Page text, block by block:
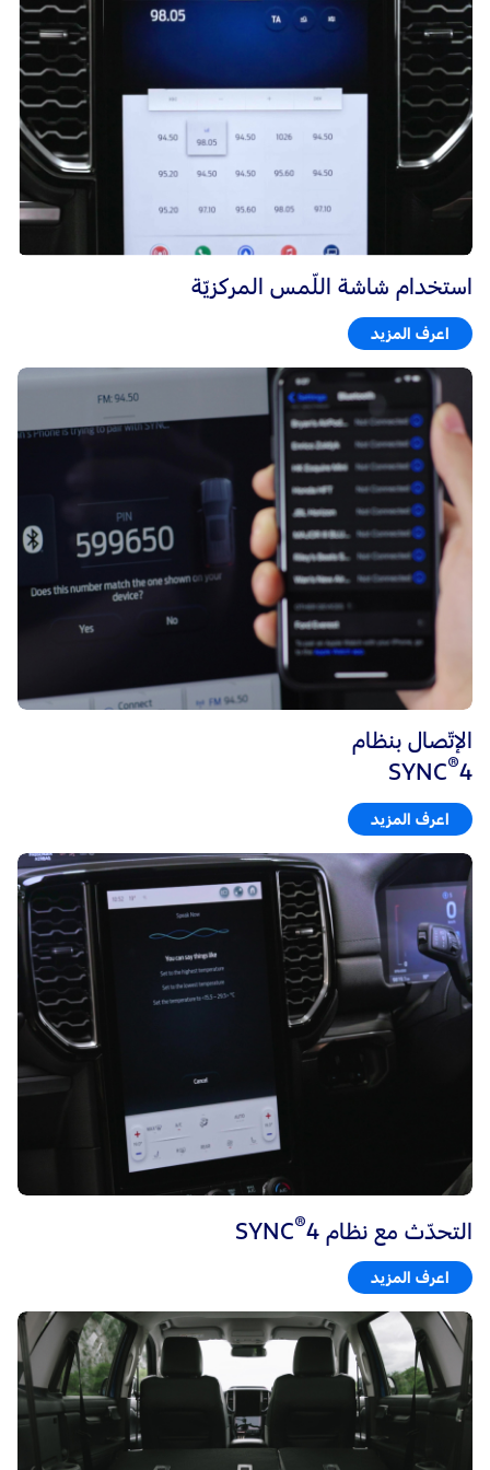
استخدام شاشة اللّمس المركزيّة
اعرف المزيد
الإتّصال بنظام
SYNC®4
اعرف المزيد
التحدّث مع نظام SYNC ®4
اعرف المزيد